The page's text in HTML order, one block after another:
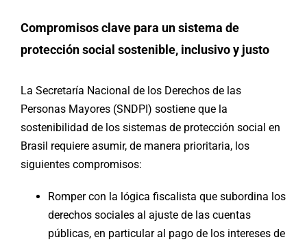
Compromisos clave para un sistema de
protección social sostenible, inclusivo y justo
La Secretaría Nacional de los Derechos de las
Personas Mayores (SNDPI) sostiene que la
sostenibilidad de los sistemas de protección social en
Brasil requiere asumir, de manera prioritaria, los
siguientes compromisos:
Romper con la lógica fiscalista que subordina los
derechos sociales al ajuste de las cuentas
públicas, en particular al pago de los intereses de